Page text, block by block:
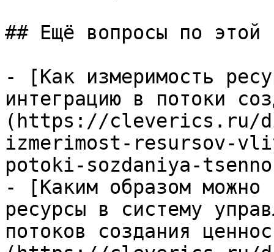
## Ещё вопросы по этой
- [Как измеримость
интеграцию в потоки
(https://cleverics.ru/
izmerimost-resursov-
potoki-sozdaniya-
- [Каким образом можно
ресурсы в систему
потоков создания